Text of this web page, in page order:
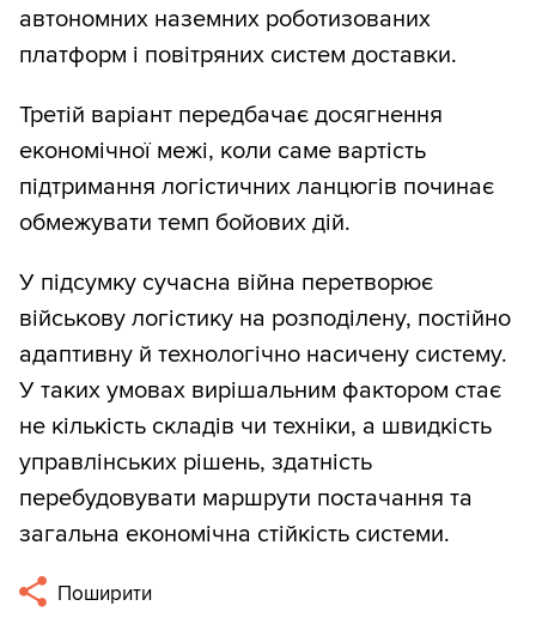
автономних наземних роботизованих
платформ і повітряних систем доставки.
Третій варіант передбачає досягнення
економічної межі, коли саме вартість
підтримання логістичних ланцюгів починає
обмежувати темп бойових дій.
У підсумку сучасна війна перетворює
військову логістику на розподілену, постійно
адаптивну й технологічно насичену систему.
У таких умовах вирішальним фактором стає
не кількість складів чи техніки, а швидкість
управлінських рішень, здатність
перебудовувати маршрути постачання та
загальна економічна стійкість системи.
Поширити